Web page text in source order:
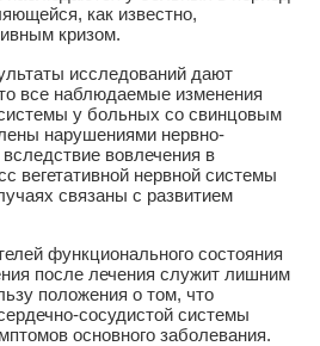
как известно,
кризом.
исследований дают
все наблюдаемые изменения
у больных со свинцовым
нарушениями нервно-
вовлечения в
вегетативной нервной системы
связаны с развитием
функционального состояния
после лечения служит лишним
положения о том, что
сосудистой системы
основного заболевания.